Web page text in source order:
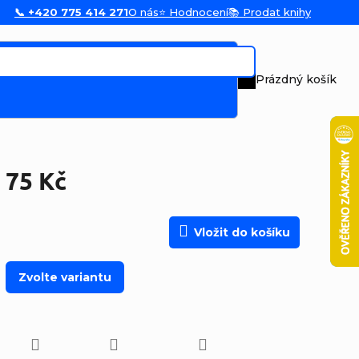
📞 +420 775 414 271O nás⭐ Hodnocení📚 Prodat knihy
Nákupní
Prázdný košík
75 Kč
Vložit do košíku
Zvolte variantu